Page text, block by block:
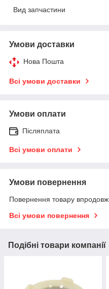
Вид запчастини
Умови доставки
Нова Пошта
Всі умови доставки
Умови оплати
Післяплата
Всі умови оплати
Умови повернення
Повернення товару
Всі умови повернення
Подібні товари компанії